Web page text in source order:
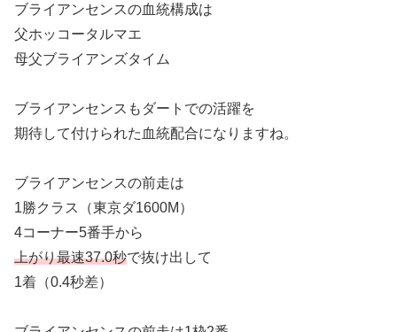
ブライアンセンスの血統構成は
父ホッコータルマエ
母父ブライアンズタイム
ブライアンセンスもダートでの活躍を
期待して付けられた血統配合になりますね。
ブライアンセンスの前走は
1勝クラス（東京ダ1600M）
4コーナー5番手から
上がり最速37.0秒で抜け出して
1着（0.4秒差）